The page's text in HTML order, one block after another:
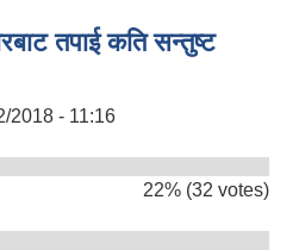
तपाई कति सन्तुष्ट
2018 - 11:16
22% (32 votes)